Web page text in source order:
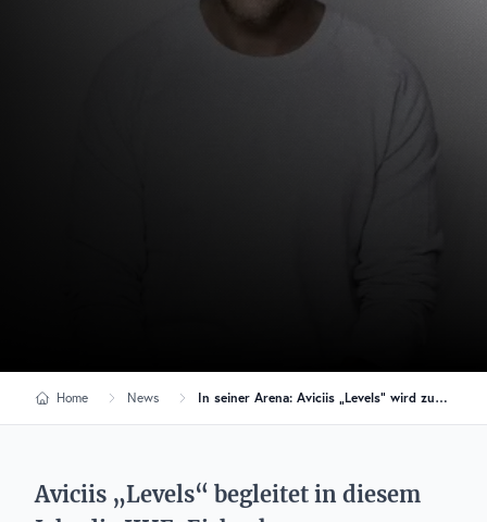
Home News In seiner Arena: Aviciis „Levels“ wird zur Hymne der Eishockey-WM 2025
Aviciis „Levels“ begleitet in diesem